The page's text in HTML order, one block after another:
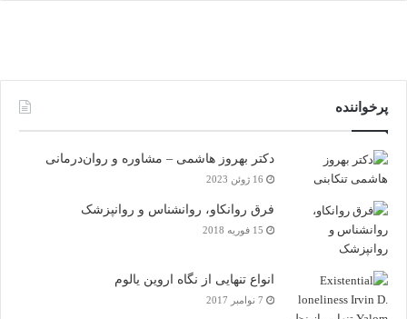
پرخواننده
دکتر بهروز هاشمی – مشاوره و روان‌درمانی
16 ژوئن 2023
فرق روانکاو، روانشناس و روانپزشک
15 فوریه 2018
انواع تنهایی از نگاه اروین یالوم
7 نوامبر 2017